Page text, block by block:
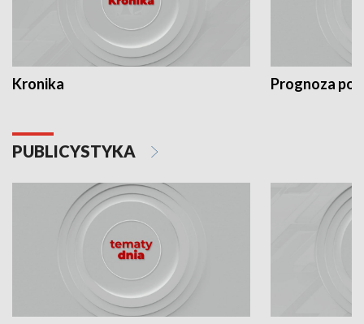
Kronika Prognoza
PUBLICYSTYKA